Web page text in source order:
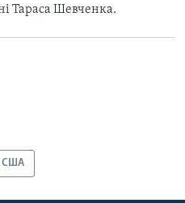
Тараса Шевченка.
США